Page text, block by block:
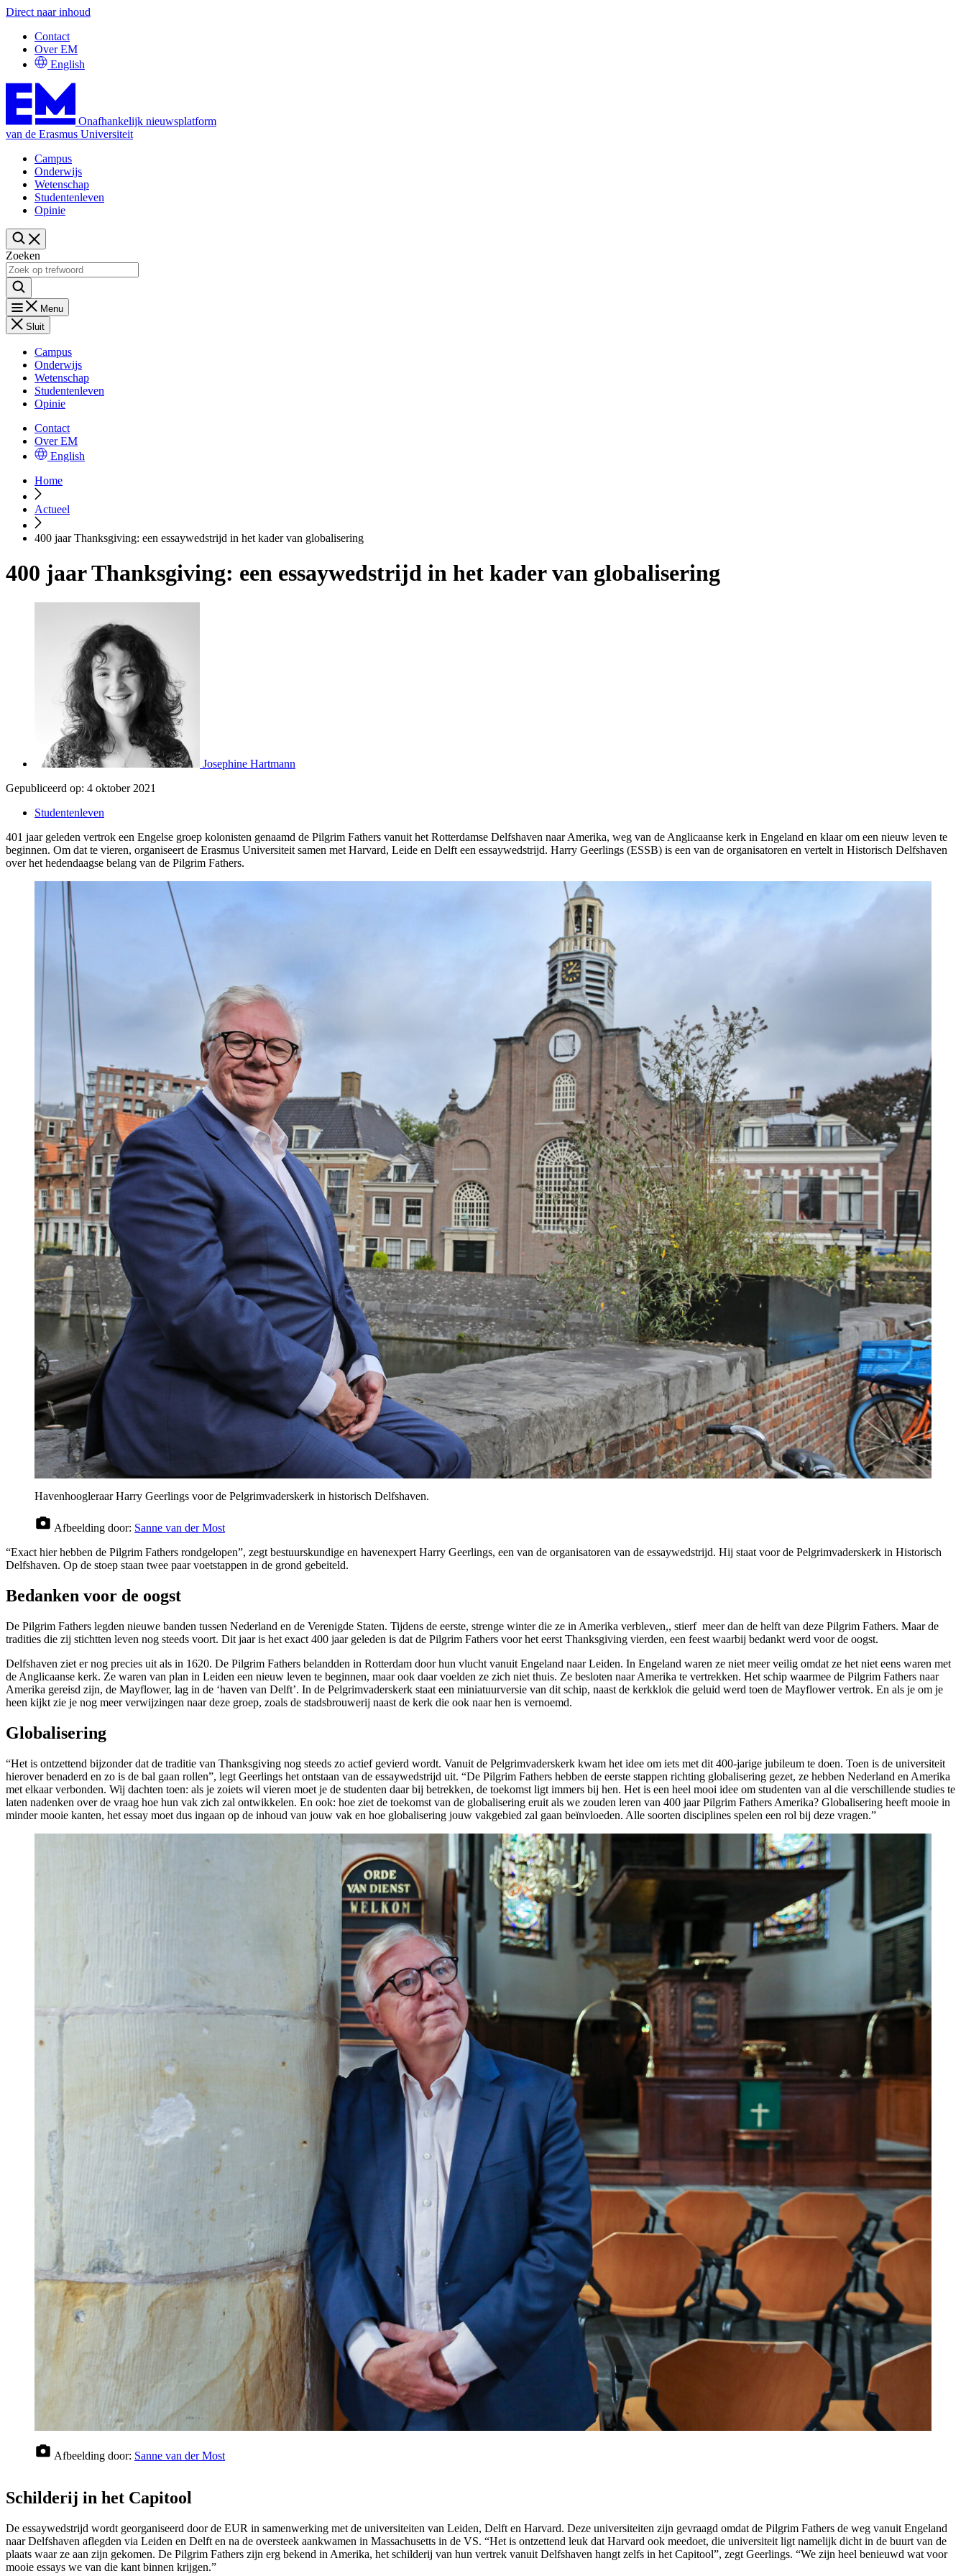
Direct naar inhoud
Contact
Over EM
English
Onafhankelijk nieuwsplatform
van de Erasmus Universiteit
Campus
Onderwijs
Wetenschap
Studentenleven
Opinie
Zoeken
Menu
Sluit
Campus
Onderwijs
Wetenschap
Studentenleven
Opinie
Contact
Over EM
English
Home
Actueel
400 jaar Thanksgiving: een essaywedstrijd in het kader van globalisering
400 jaar Thanksgiving: een essaywedstrijd in het kader van globalisering
Josephine Hartmann
Gepubliceerd op: 4 oktober 2021
Studentenleven
401 jaar geleden vertrok een Engelse groep kolonisten genaamd de Pilgrim Fathers vanuit het Rotterdamse Delfshaven naar Amerika, weg van de Anglicaanse kerk in Engeland en klaar om een nieuw leven te
beginnen. Om dat te vieren, organiseert de Erasmus Universiteit samen met Harvard, Leide en Delft een essaywedstrijd. Harry Geerlings (ESSB) is een van de organisatoren en vertelt in Historisch Delfshaven
over het hedendaagse belang van de Pilgrim Fathers.
Havenhoogleraar Harry Geerlings voor de Pelgrimvaderskerk in historisch Delfshaven.
Afbeelding door: Sanne van der Most
“Exact hier hebben de Pilgrim Fathers rondgelopen”, zegt bestuurskundige en havenexpert Harry Geerlings, een van de organisatoren van de essaywedstrijd. Hij staat voor de Pelgrimvaderskerk in Historisch
Delfshaven. Op de stoep staan twee paar voetstappen in de grond gebeiteld.
Bedanken voor de oogst
De Pilgrim Fathers legden nieuwe banden tussen Nederland en de Verenigde Staten. Tijdens de eerste, strenge winter die ze in Amerika verbleven,, stierf meer dan de helft van deze Pilgrim Fathers. Maar de
tradities die zij stichtten leven nog steeds voort. Dit jaar is het exact 400 jaar geleden is dat de Pilgrim Fathers voor het eerst Thanksgiving vierden, een feest waarbij bedankt werd voor de oogst.
Delfshaven ziet er nog precies uit als in 1620. De Pilgrim Fathers belandden in Rotterdam door hun vlucht vanuit Engeland naar Leiden. In Engeland waren ze niet meer veilig omdat ze het niet eens waren met
de Anglicaanse kerk. Ze waren van plan in Leiden een nieuw leven te beginnen, maar ook daar voelden ze zich niet thuis. Ze besloten naar Amerika te vertrekken. Het schip waarmee de Pilgrim Fathers naar
Amerika gereisd zijn, de Mayflower, lag in de ‘haven van Delft’. In de Pelgrimvaderskerk staat een miniatuurversie van dit schip, naast de kerkklok die geluid werd toen de Mayflower vertrok. En als je om je
heen kijkt zie je nog meer verwijzingen naar deze groep, zoals de stadsbrouwerij naast de kerk die ook naar hen is vernoemd.
Globalisering
“Het is ontzettend bijzonder dat de traditie van Thanksgiving nog steeds zo actief gevierd wordt. Vanuit de Pelgrimvaderskerk kwam het idee om iets met dit 400-jarige jubileum te doen. Toen is de universiteit
hierover benaderd en zo is de bal gaan rollen”, legt Geerlings het ontstaan van de essaywedstrijd uit. “De Pilgrim Fathers hebben de eerste stappen richting globalisering gezet, ze hebben Nederland en Amerika
met elkaar verbonden. Wij dachten toen: als je zoiets wil vieren moet je de studenten daar bij betrekken, de toekomst ligt immers bij hen. Het is een heel mooi idee om studenten van al die verschillende studies te
laten nadenken over de vraag hoe hun vak zich zal ontwikkelen. En ook: hoe ziet de toekomst van de globalisering eruit als we zouden leren van 400 jaar Pilgrim Fathers Amerika? Globalisering heeft mooie in
minder mooie kanten, het essay moet dus ingaan op de inhoud van jouw vak en hoe globalisering jouw vakgebied zal gaan beïnvloeden. Alle soorten disciplines spelen een rol bij deze vragen.”
Afbeelding door: Sanne van der Most
Schilderij in het Capitool
De essaywedstrijd wordt georganiseerd door de EUR in samenwerking met de universiteiten van Leiden, Delft en Harvard. Deze universiteiten zijn gevraagd omdat de Pilgrim Fathers de weg vanuit Engeland
naar Delfshaven aflegden via Leiden en Delft en na de oversteek aankwamen in Massachusetts in de VS. “Het is ontzettend leuk dat Harvard ook meedoet, die universiteit ligt namelijk dicht in de buurt van de
plaats waar ze aan zijn gekomen. De Pilgrim Fathers zijn erg bekend in Amerika, het schilderij van hun vertrek vanuit Delfshaven hangt zelfs in het Capitool”, zegt Geerlings. “We zijn heel benieuwd wat voor
mooie essays we van die kant binnen krijgen.”